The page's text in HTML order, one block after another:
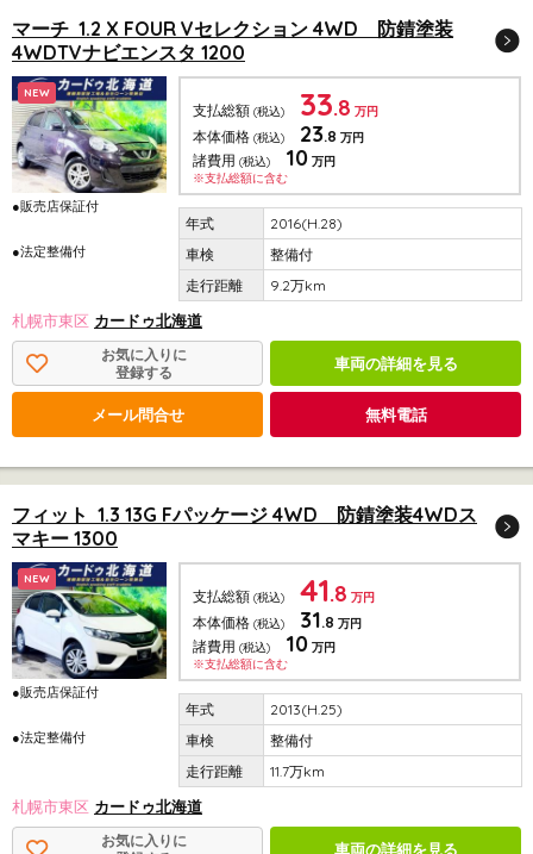
マーチ 1.2 X FOUR Vセレクション 4WD 防錆塗装
4WDTVナビエンスタ 1200
NEW
●販売店保証付
●法定整備付
支払総額 (税込) 33.8 万円
本体価格 (税込) 23.8 万円
諸費用 (税込) 10 万円
※支払総額に含む
2016(H.28)
整備付
9.2万km
札幌市東区 カードゥ北海道
お気に入りに
登録する
車両の詳細を見る
メール問合せ 無料電話
フィット 1.3 13G Fパッケージ 4WD 防錆塗装4WDス
マキー 1300
NEW
●販売店保証付
●法定整備付
支払総額 (税込) 41.8 万円
本体価格 (税込) 31.8 万円
諸費用 (税込) 10 万円
※支払総額に含む
2013(H.25)
整備付
11.7万km
札幌市東区 カードゥ北海道
お気に入りに
車両の詳細を見る